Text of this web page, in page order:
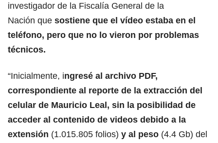
investigador de la Fiscalía General de la
Nación que sostiene que el vídeo estaba en el
teléfono, pero que no lo vieron por problemas
técnicos.
“Inicialmente, ingresé al archivo PDF,
correspondiente al reporte de la extracción del
celular de Mauricio Leal, sin la posibilidad de
acceder al contenido de videos debido a la
extensión (1.015.805 folios) y al peso (4.4 Gb) del